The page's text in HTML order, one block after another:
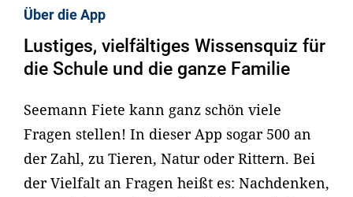
Über die App
Lustiges, vielfältiges Wissensquiz für
die Schule und die ganze Familie
Seemann Fiete kann ganz schön viele
Fragen stellen! In dieser App sogar 500 an
der Zahl, zu Tieren, Natur oder Rittern. Bei
der Vielfalt an Fragen heißt es: Nachdenken,